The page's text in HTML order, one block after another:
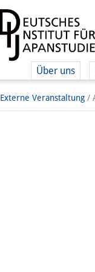
Über uns
Externe Veranstaltung /